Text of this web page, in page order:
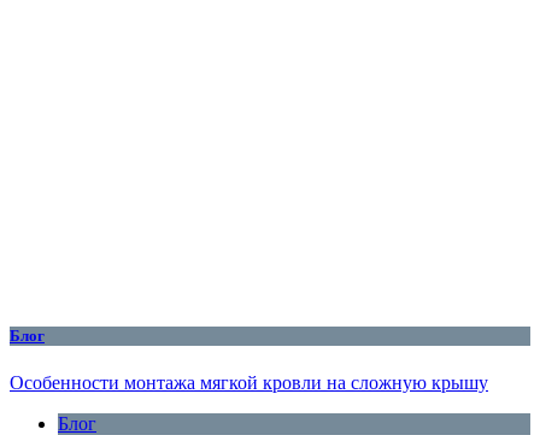
Блог
Особенности монтажа мягкой кровли на сложную крышу
Блог